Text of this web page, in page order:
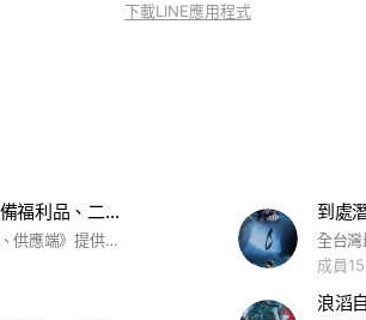
下載LINE應用程式
<24小時防詐>潛水裝備福利品、二手買賣；水肺、自潛、人魚、水上活動揪團
歡迎《廠商、店家、教練、供應端》提供潛水相關裝備的福利價格，潛水員需要任何裝備也可以群組內許願。 記事本保文章過濾後會手動刪除，避免文章太多或過期。 *店家招生文一樣需註明內容及價格，不符規定直接刪除 ============================== 《店家PO文規定》 1.請明白標示「品名及價格」 2.請出示「清楚的商品圖片」 3.請遵守各廠牌「經銷協議」 ============================== 《二手及福利品PO文規定》 1.請明白標示「品名及價格」 2.請出示「清楚的商品圖片」 3.明確告知「瑕疵折損部分」 ============================== 《群組規範》 1.嚴禁群組內相互謾罵,言語攻擊(包含影射) 如有明確事實,直接指名道姓,請發言者對自己的言論負責 2.嚴禁同類訊息重複放送 ~~~~~~~~~~~~~~~~~~~~~~~ 屢勸不聽者直接踢出群組 ============================== 《店家、廠商、教練、供應商》 請在個人ID後方標示清楚身份別 例如： 神豬-實體店面 小豬豬-平行輸入
成員
浪滔